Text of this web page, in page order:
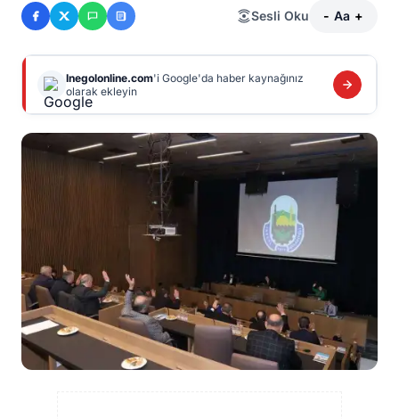
Sesli Oku - Aa +
Inegolonline.com'i Google'da haber kaynağınız
olarak ekleyin